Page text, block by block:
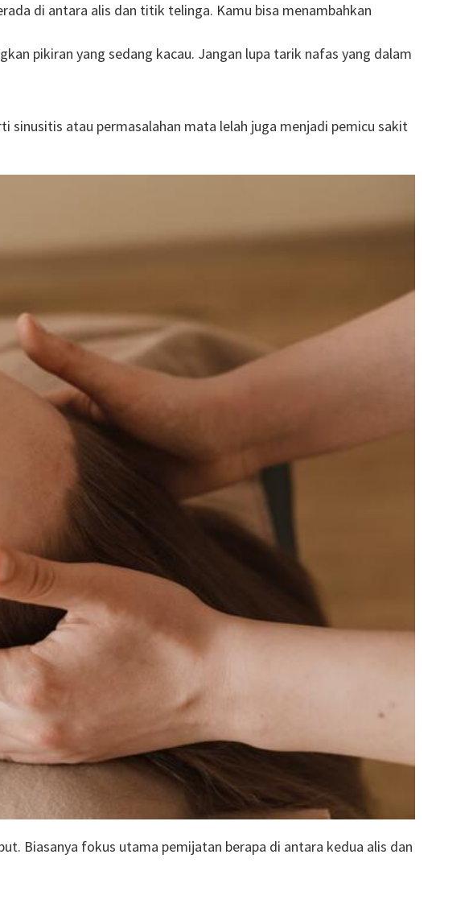
di antara alis dan titik telinga. Kamu bisa menambahkan
pikiran yang sedang kacau. Jangan lupa tarik nafas yang dalam
sinusitis atau permasalahan mata lelah juga menjadi pemicu sakit
Biasanya fokus utama pemijatan berapa di antara kedua alis dan